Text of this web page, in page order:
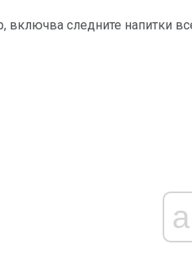
включва следните напитки